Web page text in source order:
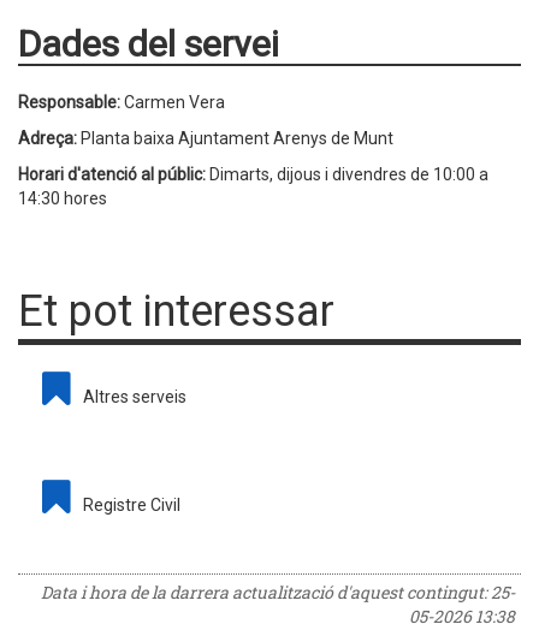
Dades del servei
Responsable:Carmen Vera
Adreça: Planta baixa Ajuntament Arenys de Munt
Horari d'atenció al públic: Dimarts, dijous i divendres de 10:00 a
14:30 hores
Et pot interessar
Altres serveis
Registre Civil
Data i hora de la darrera actualització d'aquest contingut:25-
05-2026 13:38